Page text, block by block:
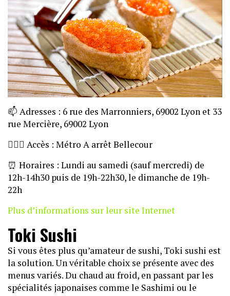
📫 Adresses : 6 rue des Marronniers, 69002 Lyon et 33
rue Mercière, 69002 Lyon
🏃🏼‍♀️ Accès : Métro A arrêt Bellecour
⏰ Horaires : Lundi au samedi (sauf mercredi) de
12h-14h30 puis de 19h-22h30, le dimanche de 19h-
22h
Plus d’informations sur leur site Internet
Toki Sushi
Si vous êtes plus qu’amateur de sushi, Toki sushi est
la solution. Un véritable choix se présente avec des
menus variés. Du chaud au froid, en passant par les
spécialités japonaises comme le Sashimi ou le